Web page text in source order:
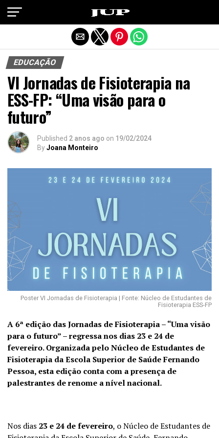
EDUCAÇÃO
VI Jornadas de Fisioterapia na
ESS-FP: “Uma visão para o
futuro”
Published 2 anos ago on 19/02/2024
ByJoana Monteiro
Poster VI Jornadas de Fisioterapia | Fonte: Núcleo de Estudantes de
Fisioterapia ESS-FP
A 6ª edição das Jornadas de Fisioterapia – “Uma visão
para o futuro” – regressa nos dias 23 e 24 de
fevereiro. Organizada pelo Núcleo de Estudantes de
Fisioterapia da Escola Superior de Saúde Fernando
Pessoa, esta edição conta com a presença de
palestrantes de renome a nível nacional.
Nos dias 23 e 24 de fevereiro, o Núcleo de Estudantes de
Exit mobile version